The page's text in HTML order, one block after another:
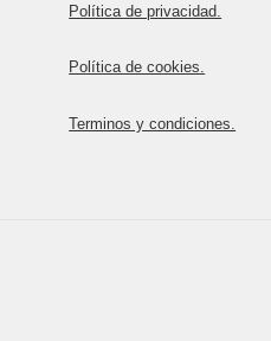
Política de privacidad.
Política de cookies.
Terminos y condiciones.